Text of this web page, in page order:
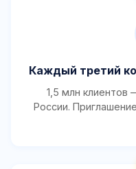
Каждый третий
1,5 млн
России.